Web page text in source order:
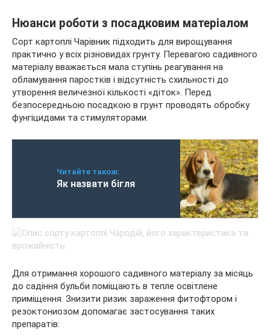
Нюанси роботи з посадковим матеріалом
Сорт картоплі Чарівник підходить для вирощування
практично у всіх різновидах грунту. Перевагою садивного
матеріалу вважається мала ступінь реагування на
обламування паростків і відсутність схильності до
утворення величезної кількості «діток». Перед
безпосередньою посадкою в грунт проводять обробку
фунгіцидами та стимуляторами.
Читайте також:
Як назвати бігля
Для отримання хорошого садивного матеріалу за місяць
до садіння бульби поміщають в тепле освітлене
приміщення. Знизити ризик зараження фитофтором і
резоктониозом допомагає застосування таких
препаратів: